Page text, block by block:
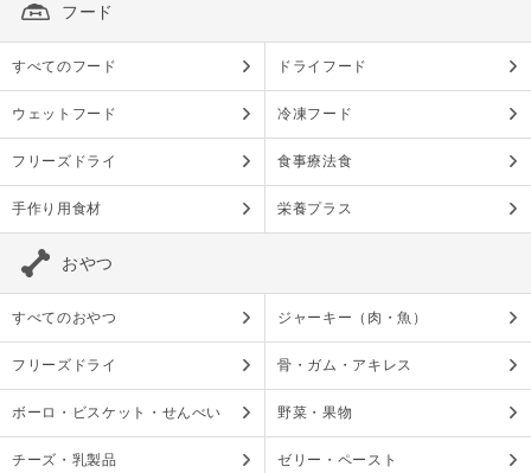
フード
すべてのフード ドライフード
ウェットフード 冷凍フード
フリーズドライ 食事療法食
手作り用食材 栄養プラス
おやつ
すべてのおやつ ジャーキー（肉・魚）
フリーズドライ 骨・ガム・アキレス
ボーロ・ビスケット・せんべい 野菜・果物
チーズ・乳製品 ゼリー・ペースト